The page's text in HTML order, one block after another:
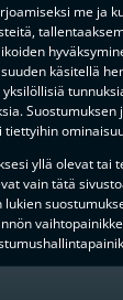
me ja
käsitellä
yllä olevat tai
vain tätä
lukien